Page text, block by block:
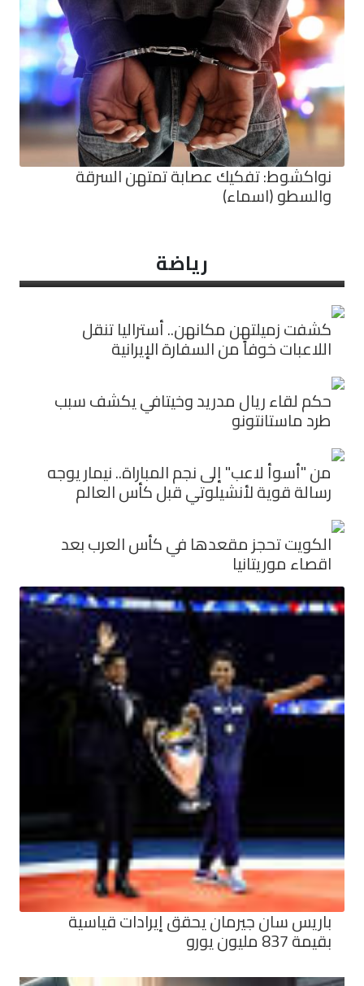
نواكشوط: تفكيك عصابة تمتهن السرقة
والسطو (اسماء)
رياضة
كشفت زميلتهن مكانهن.. أستراليا تنقل
اللاعبات خوفاً من السفارة الإيرانية
حكم لقاء ريال مدريد وخيتافي يكشف سبب
طرد ماستانتونو
من "أسوأ لاعب" إلى نجم المباراة.. نيمار يوجه
رسالة قوية لأنشيلوتي قبل كأس العالم
الكويت تحجز مقعدها في كأس العرب بعد
اقصاء موريتانيا
باريس سان جيرمان يحقق إيرادات قياسية
بقيمة 837 مليون يورو